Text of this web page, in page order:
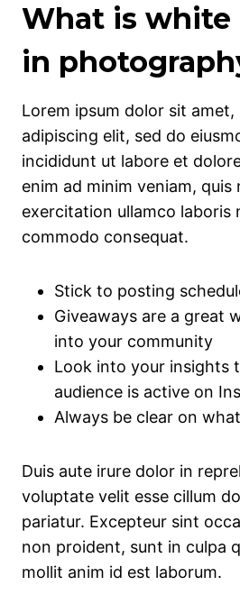
What is white
in
Lorem ipsum dolor sit
adipiscing elit, sed do
incididunt ut labore et
enim ad minim veniam, quis
exercitation ullamco laboris
commodo consequat.
Stick to posting
Giveaways are a great
into your community
Look into your insights
audience is active on
Always be clear on
Duis aute irure dolor in
voluptate velit esse cillum
pariatur. Excepteur sint
non proident, sunt in culpa
mollit anim id est laborum.